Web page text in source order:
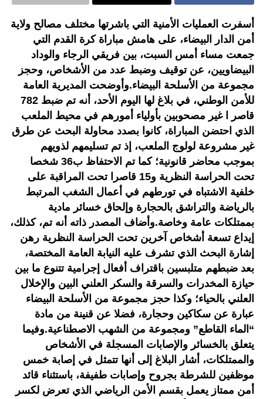
أسفرت العمليات الأمنية التي باشرتها مختلف مصالح ولاية
أمن الدار البيضاء، على هامش مباراة كرة القدم التي
جمعت مساء أمس السبت، بين فريقي الرجاء والوداد
البيضاويين، عن توقيف وضبط عدد من الأشخاص، وحجز
مجموعة من الأسلحة البيضاء.وأوضحت المديرية العامة
للأمن الوطني، في بلاغ لها اليوم الأحد، أنه تم ضبط 782
قاصر ا غير مصحوبين بأولياء أمورهم في محيط الملعب
الذي احتضن المباراة، كانوا بصدد محاولة البحث عن طرق
غير مشروعة لولوج الملعب، إذ تم تسليمهم لذويهم
بموجب محاضر قانونية؛ كما تم الاحتفاظ ب36 شخصا
تحت الحراسة النظرية و15 قاصرا تحت المراقبة على
خلفية الاشتباه في تورطهم في أعمال الشغب المرتبط
بالرياضة والتراشق بالحجارة وإلحاق خسائر مادية
بممتلكات عامة وخاصة.وأضاف المصدر ذاته أنه تم، كذلك،
إيداع تسعة أشخاص آخرين تحت الحراسة النظرية رهن
إشارة البحث الذي تشرف عليه النيابة العامة المختصة،
بعد ضبطهم متلبسين باقتراف أفعال إجرامية تتنوع ما بين
حيازة المخدرات والسرقة والسكر العلني البين والإخلال
العلني بالحياء؛ وكذا حجز مجموعة من الأسلحة البيضاء
عبارة عن سكاكين وحجارة، فضلا عن قنينة من مادة
“الماء القاطع” ومجموعة من الشهب الاصطناعية.وفيما
يتعلق بالخسائر والإصابات المسجلة في الأشخاص
والممتلكات، أشار البلاغ إلى أنها تتمثل في إصابة خمس
موظفين للشرطة بجروح وإصابات طفيفة، باستثناء قائد
أمن ممتاز يعمل بقسم الأمن الرياضي الذي تعرض لكسر